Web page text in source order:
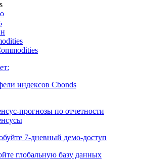
индексов Cbonds
прогнозы по отчетности
7-дневный демо-доступ
глобальную базу данных